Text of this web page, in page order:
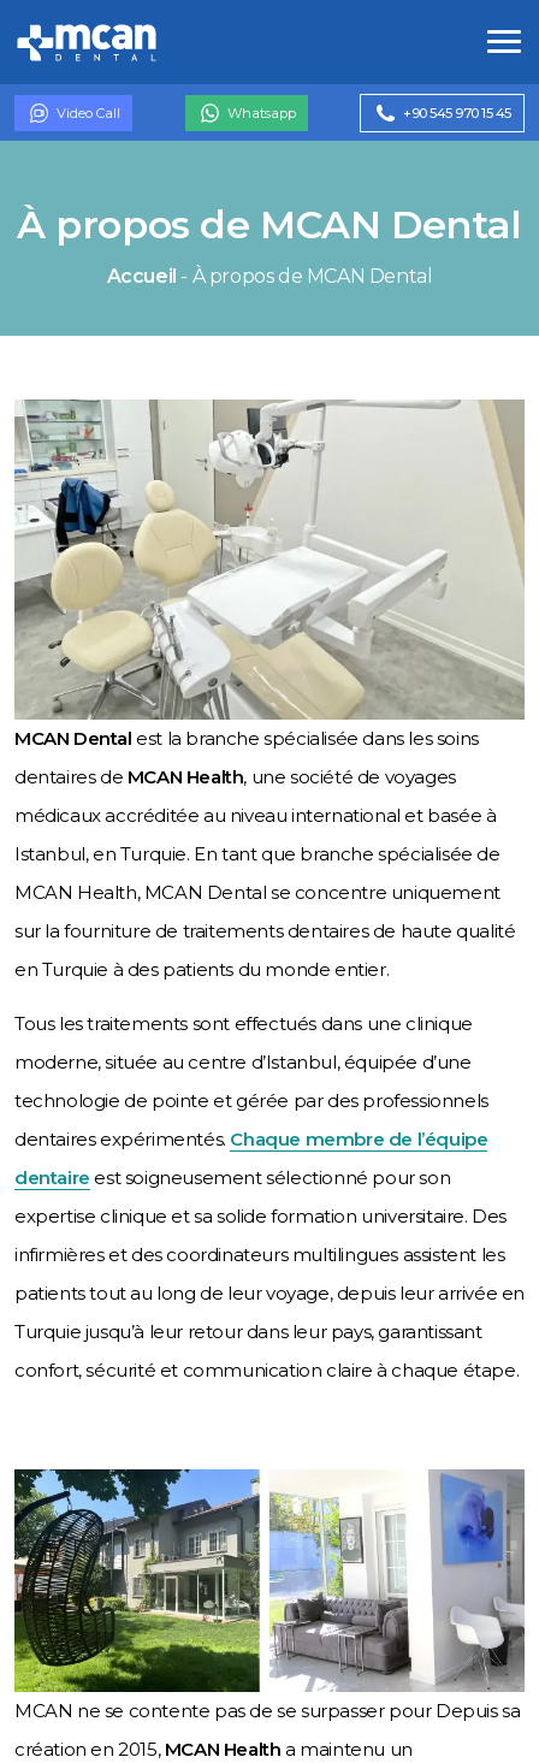
Video Call Whatsapp +90 545 970 15 45
À propos de MCAN Dental
Accueil - À propos de MCAN Dental
MCAN Dental est la branche spécialisée dans les soins
dentaires de MCAN Health, une société de voyages
médicaux accréditée au niveau international et basée à
Istanbul, en Turquie. En tant que branche spécialisée de
MCAN Health, MCAN Dental se concentre uniquement
sur la fourniture de traitements dentaires de haute qualité
en Turquie à des patients du monde entier.
Tous les traitements sont effectués dans une clinique
moderne, située au centre d’Istanbul, équipée d’une
technologie de pointe et gérée par des professionnels
dentaires expérimentés. Chaque membre de l’équipe
dentaire est soigneusement sélectionné pour son
expertise clinique et sa solide formation universitaire. Des
infirmières et des coordinateurs multilingues assistent les
patients tout au long de leur voyage, depuis leur arrivée en
Turquie jusqu’à leur retour dans leur pays, garantissant
confort, sécurité et communication claire à chaque étape.
MCAN ne se contente pas de se surpasser pour Depuis sa
création en 2015, MCAN Health a maintenu un